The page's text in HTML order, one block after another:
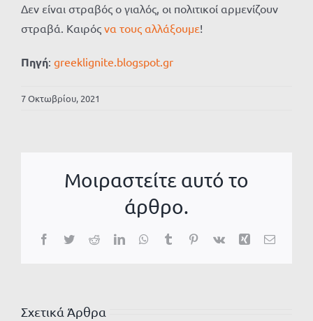
Δεν είναι στραβός ο γιαλός, οι πολιτικοί αρμενίζουν
στραβά. Καιρός να τους αλλάξουμε!
Πηγή: greeklignite.blogspot.gr
7 Οκτωβρίου, 2021
Μοιραστείτε αυτό το
άρθρο.
Facebook
TwitterRedditLinkedInWhatsApp
TumblrPinterest
Vk Xing Email
Σχετικά Άρθρα